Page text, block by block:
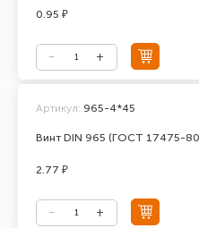
0.95 ₽
Винт DIN 965 (ГОСТ 17475-
Артикул: 965-4*45
2.77 ₽